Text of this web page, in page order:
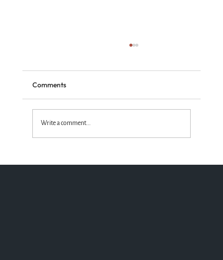
Comments
Write a comment...